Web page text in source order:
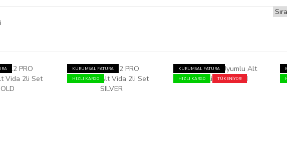
KURUMSAL FATURA
HIZLI KARGO
KURUMSAL FATURA
HIZLI KARGO
TÜKENİYOR!